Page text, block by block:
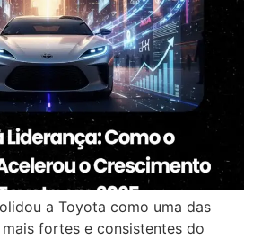
a Toyota como uma das
fortes e consistentes do